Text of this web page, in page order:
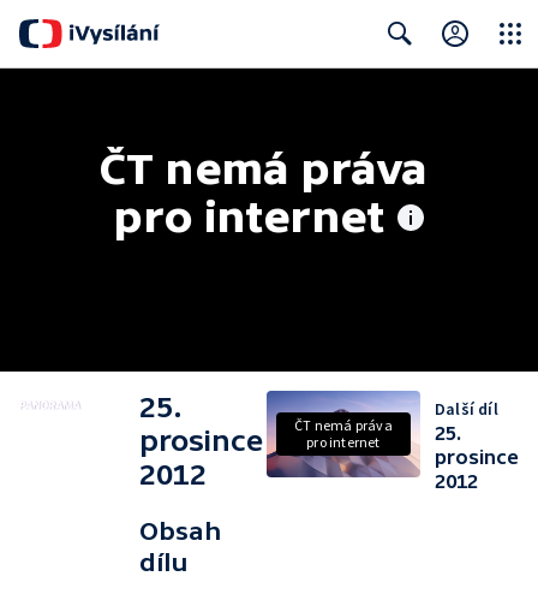
ČT nemá práva
pro internet
25.
prosince
2012
Obsah
dílu
ČT nemá práva
pro internet
Další díl
25.
prosince
2012